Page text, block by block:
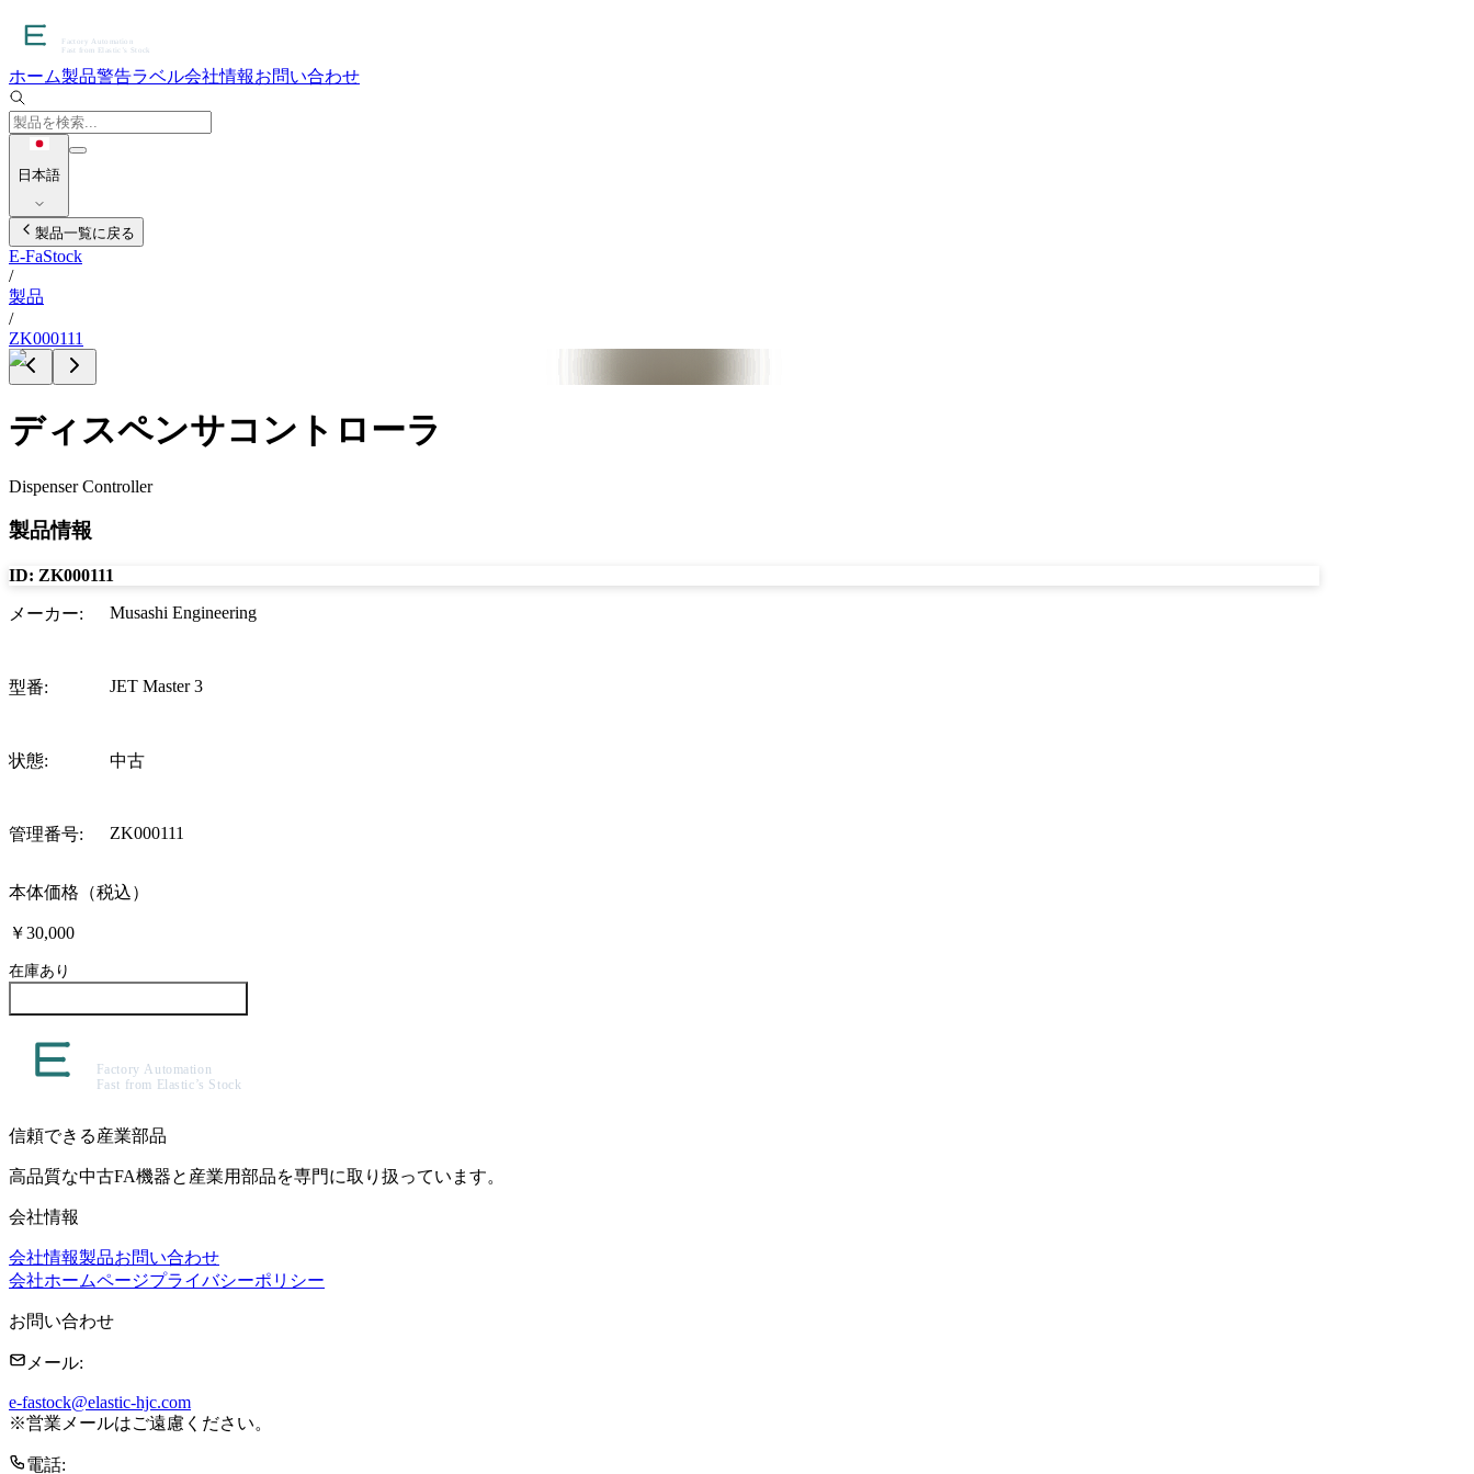
ホーム製品警告ラベル会社情報お問い合わせ
日本語
製品一覧に戻る
E-FaStock
/
製品
/
ZK000111
ディスペンサコントローラ
Dispenser Controller
製品情報
ID: ZK000111
メーカー: Musashi Engineering
型番: JET Master 3
状態: 中古
管理番号: ZK000111
本体価格（税込）
￥30,000
在庫あり
信頼できる産業部品
高品質な中古FA機器と産業用部品を専門に取り扱っています。
会社情報
会社情報製品お問い合わせ
会社ホームページプライバシーポリシー
お問い合わせ
メール:
e-fastock@elastic-hjc.com
※営業メールはご遠慮ください。
電話: